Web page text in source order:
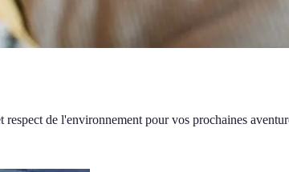
de l'environnement pour vos prochaines